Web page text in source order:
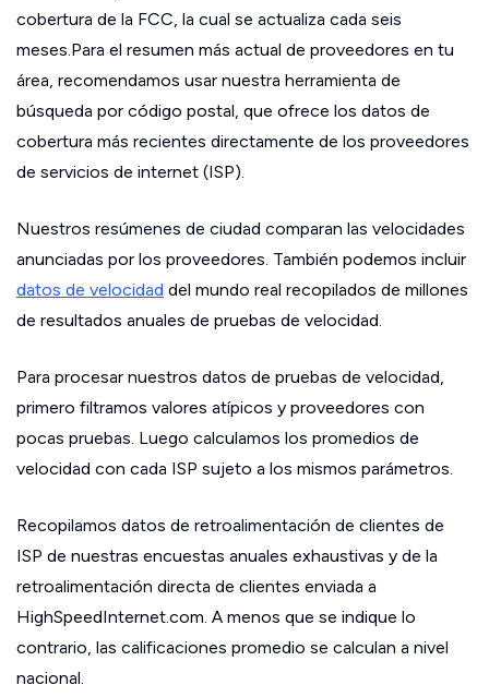
cobertura de la FCC, la cual se actualiza cada seis
meses.Para el resumen más actual de proveedores en tu
área, recomendamos usar nuestra herramienta de
búsqueda por código postal, que ofrece los datos de
cobertura más recientes directamente de los proveedores
de servicios de internet (ISP).
Nuestros resúmenes de ciudad comparan las velocidades
anunciadas por los proveedores. También podemos incluir
datos de velocidad del mundo real recopilados de millones
de resultados anuales de pruebas de velocidad.
Para procesar nuestros datos de pruebas de velocidad,
primero filtramos valores atípicos y proveedores con
pocas pruebas. Luego calculamos los promedios de
velocidad con cada ISP sujeto a los mismos parámetros.
Recopilamos datos de retroalimentación de clientes de
ISP de nuestras encuestas anuales exhaustivas y de la
retroalimentación directa de clientes enviada a
HighSpeedInternet.com. A menos que se indique lo
contrario, las calificaciones promedio se calculan a nivel
nacional.